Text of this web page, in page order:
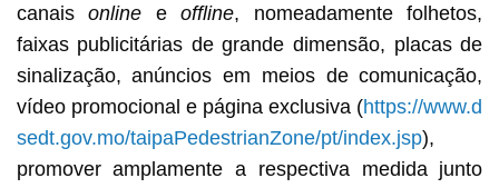
canaisonline eoffline, nomeadamente folhetos,
faixas publicitárias de grande dimensão, placas de
sinalização, anúncios em meios de comunicação,
vídeo promocional e página exclusiva (https://www.d
sedt.gov.mo/taipaPedestrianZone/pt/index.jsp),
promover amplamente a respectiva medida junto